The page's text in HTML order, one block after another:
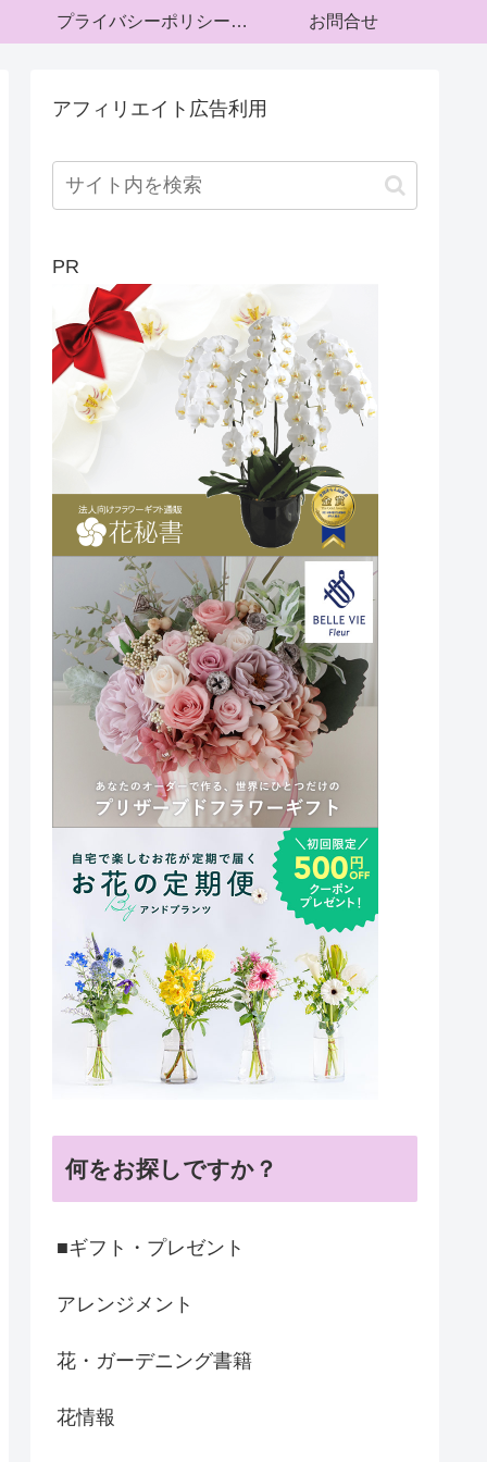
プライバシーポリシー・運営者情報 お問合せ
アフィリエイト広告利用
PR
何をお探しですか？
■ギフト・プレゼント
アレンジメント
花・ガーデニング書籍
花情報